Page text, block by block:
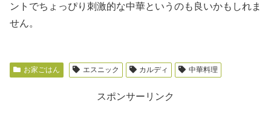
ントでちょっぴり刺激的な中華というのも良いかもしれま
せん。
お家ごはん エスニック カルディ 中華料理
スポンサーリンク